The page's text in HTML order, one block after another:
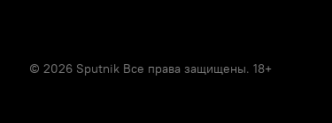
© 2026 Sputnik Все права защищены. 18+